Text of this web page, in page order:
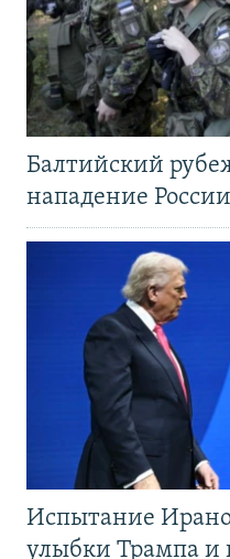
Балтийский
нападение
Испытание
улыбки Трампа